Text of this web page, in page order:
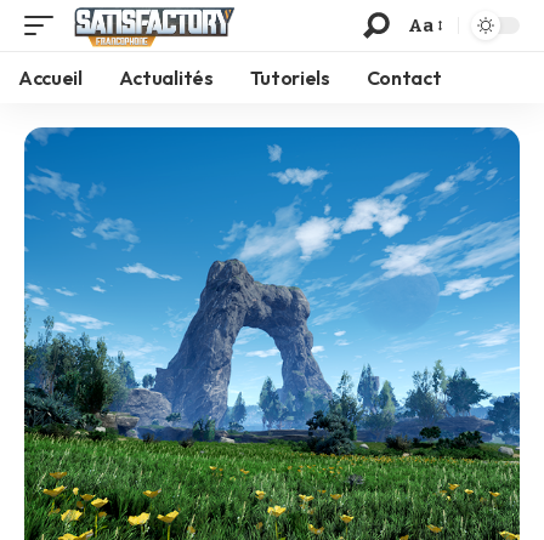
Aa
Accueil Actualités Tutoriels Contact